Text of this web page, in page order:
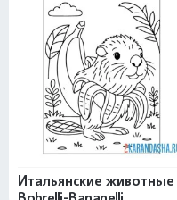
Итальянские животные